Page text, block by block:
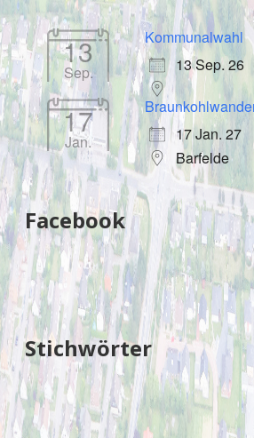
13
Sep.
Kommunalwahl
13 Sep. 26
17
Jan.
17 Jan. 27
Barfelde
Facebook
Stichwörter